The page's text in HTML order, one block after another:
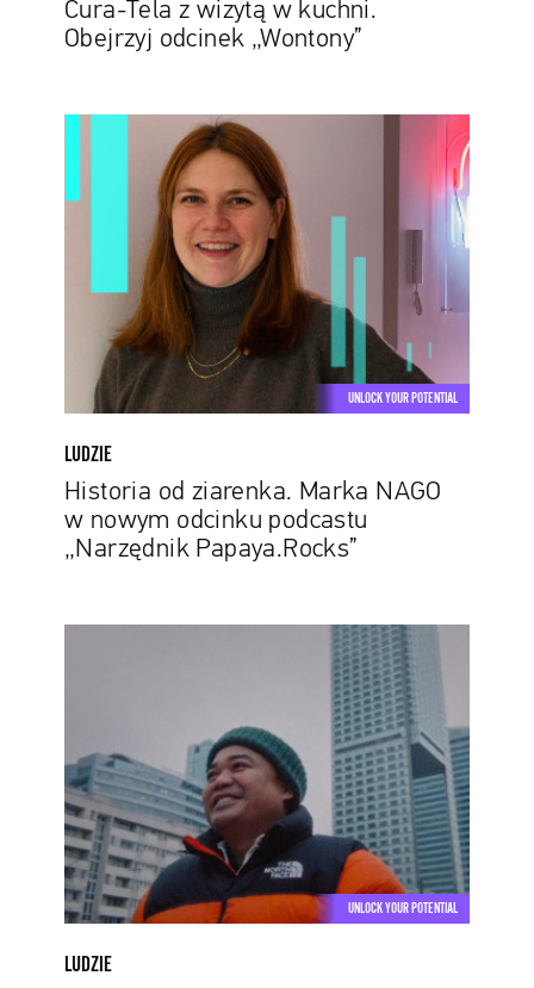
Cura-Tela z wizytą w kuchni.
Obejrzyj odcinek „Wontony”
nowym
podcastu
„Narzędnik
Papaya.Rocks”
UNLOCK YOUR POTENTIAL
LUDZIE
Historia od ziarenka. Marka NAGO
w nowym odcinku podcastu
„Narzędnik Papaya.Rocks”
warszawskiego
MODu,
w
nowym
materiale
sezonu
Unlock
Your
UNLOCK YOUR POTENTIAL
LUDZIE